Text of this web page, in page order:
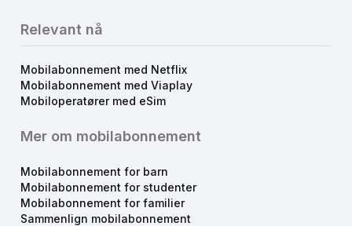
Relevant nå
Mobilabonnement med Netflix
Mobilabonnement med Viaplay
Mobiloperatører med eSim
Mer om mobilabonnement
Mobilabonnement for barn
Mobilabonnement for studenter
Mobilabonnement for familier
Sammenlign mobilabonnement